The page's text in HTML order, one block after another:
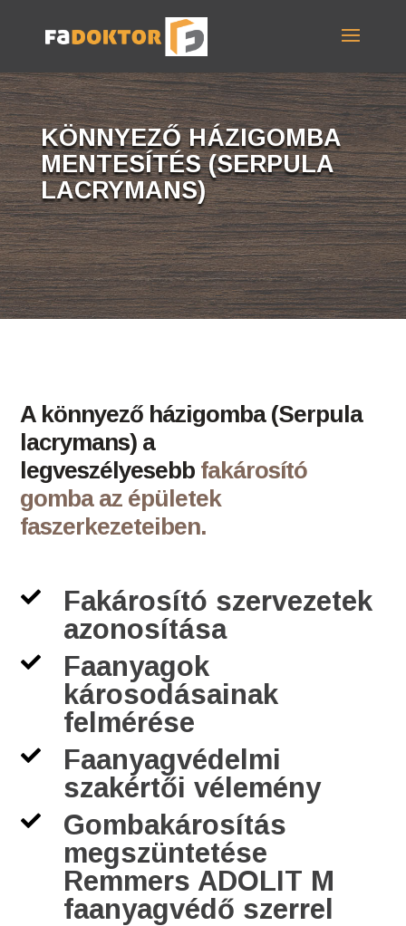
KÖNNYEZŐ HÁZIGOMBA
MENTESÍTÉS (SERPULA
LACRYMANS)
A könnyező házigomba (Serpula
lacrymans) a
legveszélyesebb fakárosító
gomba az épületek
faszerkezeteiben.

Fakárosító szervezetek
azonosítása

Faanyagok
károsodásainak
felmérése

Faanyagvédelmi
szakértői vélemény

Gombakárosítás
megszüntetése
Remmers ADOLIT M
faanyagvédő szerrel